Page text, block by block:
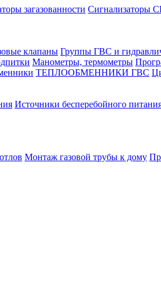
загазованности Сигнализаторы
клапаны Группы ГВС и
Манометры, термометры
ТЕПЛООБМЕННИКИ ГВС
Источники бесперебойного
Монтаж газовой трубы к дому